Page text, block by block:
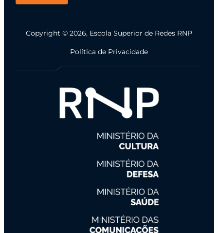
Copyright © 2026, Escola Superior de Redes RNP
Política de Privacidade